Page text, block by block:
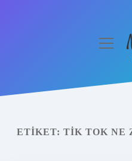
Yasal Uyarı
ETIKET: TIK TOK NE